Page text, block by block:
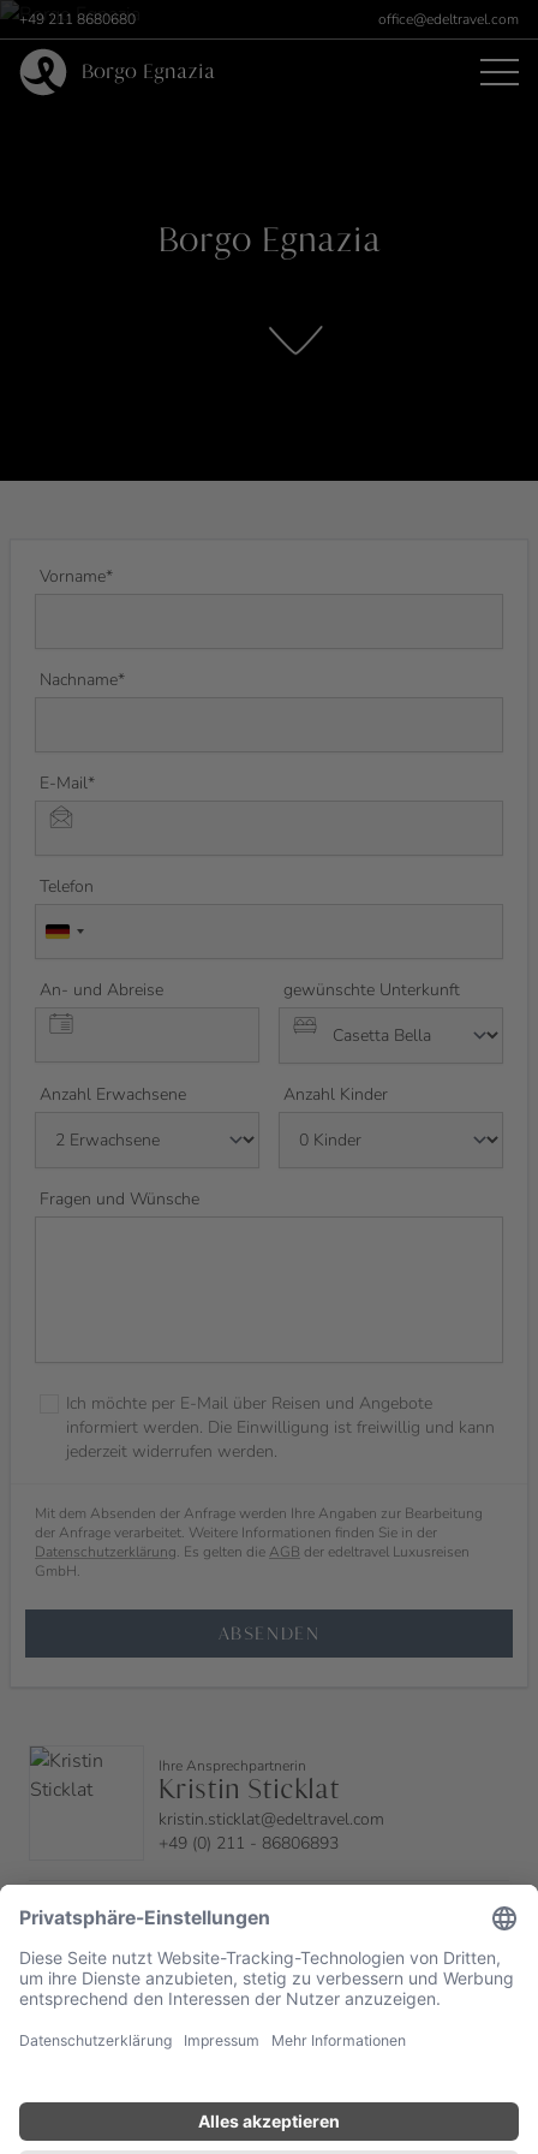
+49 211 8680680 office@edeltravel.com
Borgo Egnazia
Borgo Egnazia
Vorname*
Nachname*
E-Mail*
Telefon
An- und Abreise gewünschte Unterkunft
Anzahl Erwachsene Anzahl Kinder
Fragen und Wünsche
Ich möchte per E-Mail über Reisen und Angebote
informiert werden. Die Einwilligung ist freiwillig und kann
jederzeit widerrufen werden.
Mit dem Absenden der Anfrage werden Ihre Angaben zur Bearbeitung
der Anfrage verarbeitet. Weitere Informationen finden Sie in der
Datenschutzerklärung. Es gelten dieAGB der edeltravel Luxusreisen
GmbH.
ABSENDEN
Ihre Ansprechpartnerin
Kristin Sticklat
kristin.sticklat@edeltravel.com
+49 (0) 211 - 86806893
Sicherheit durch deutsches Reiserecht
Bestpreis-Garantie
24/7 Concierge-Service
Soforthilfe bei Notfällen